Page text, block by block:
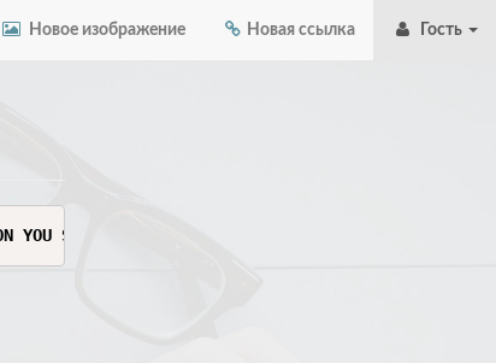
Новое изображение Новая ссылка Гость
HERE. THIS INFORMATION IS SENSITIVE AND CAN